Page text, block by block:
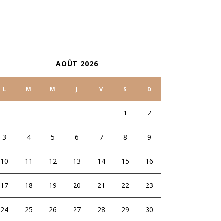
AOÛT 2026
L M M J V S D
1 2
3 4 5 6 7 8 9
10 11 12 13 14 15 16
17 18 19 20 21 22 23
24 25 26 27 28 29 30